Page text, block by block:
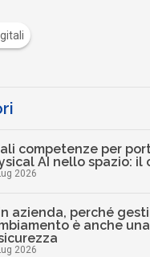
competenze per
AI nello spazio: il
2026
azienda, perché
è anche
2026